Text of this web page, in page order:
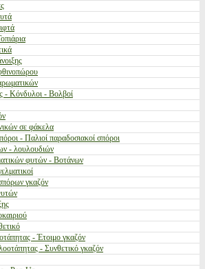
- Κόνδυλοι - Βολβοί
σε φάκελα
- Παλιοί παραδοσιακοί σπόροι
- λουλουδιών
φυτών - Βοτάνων
γκαζόν
- Έτοιμο γκαζόν
- Συνθετικό γκαζόν